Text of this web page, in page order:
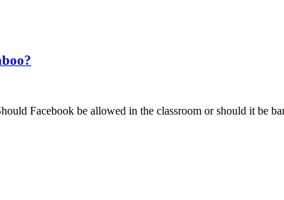
Facebook be allowed in the classroom or should it be